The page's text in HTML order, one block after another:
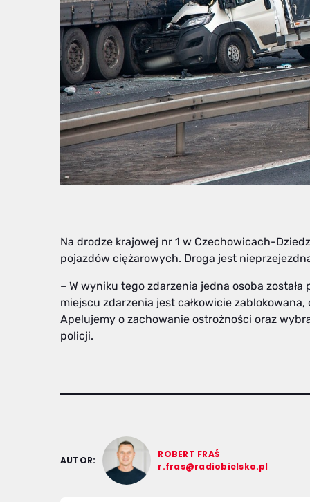
Na drodze krajowej nr 1 w Czechowicach-
pojazdów ciężarowych. Droga jest
– W wyniku tego zdarzenia jedna osoba została
miejscu zdarzenia jest całkowicie
Apelujemy o zachowanie ostrożności oraz
policji.
AUTOR:
ROBERT FRAŚ
r.fras@radiobielsko.pl